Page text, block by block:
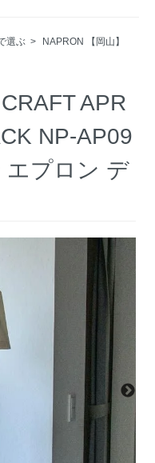
選ぶ >
NAPRON 【岡山】
APR
NP-AP09
エプロン デ